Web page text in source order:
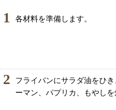
1 各材料を準備します。
2
フライパンにサラダ油をひ
ーマン、パプリカ、もやしを